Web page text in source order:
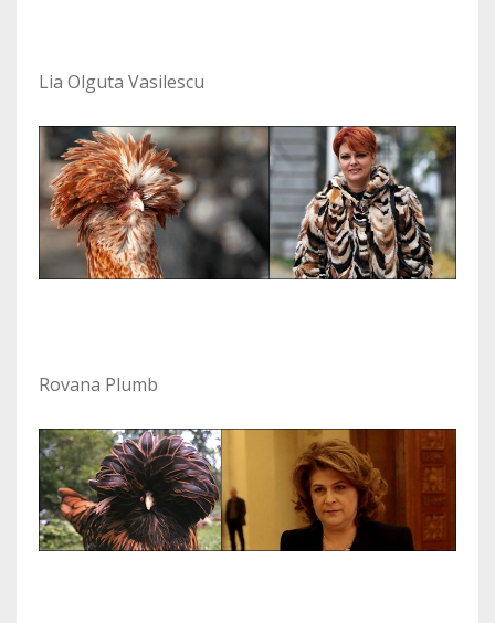
Lia Olguta Vasilescu
Rovana Plumb